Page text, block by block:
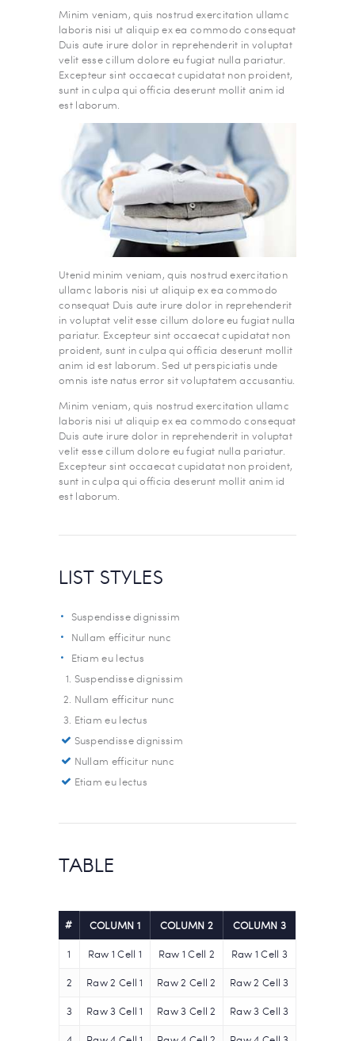
Minim veniam, quis nostrud exercitation ullamc
laboris nisi ut aliquip ex ea commodo consequat
Duis aute irure dolor in reprehenderit in voluptat
velit esse cillum dolore eu fugiat nulla pariatur.
Excepteur sint occaecat cupidatat non proident,
sunt in culpa qui officia deserunt mollit anim id
est laborum.
Utenid minim veniam, quis nostrud exercitation
ullamc laboris nisi ut aliquip ex ea commodo
consequat Duis aute irure dolor in reprehenderit
in voluptat velit esse cillum dolore eu fugiat nulla
pariatur. Excepteur sint occaecat cupidatat non
proident, sunt in culpa qui officia deserunt mollit
anim id est laborum. Sed ut perspiciatis unde
omnis iste natus error sit voluptatem accusantiu.
Minim veniam, quis nostrud exercitation ullamc
laboris nisi ut aliquip ex ea commodo consequat
Duis aute irure dolor in reprehenderit in voluptat
velit esse cillum dolore eu fugiat nulla pariatur.
Excepteur sint occaecat cupidatat non proident,
sunt in culpa qui officia deserunt mollit anim id
est laborum.
LIST STYLES
Suspendisse dignissim
Nullam efficitur nunc
Etiam eu lectus
Suspendisse dignissim
Nullam efficitur nunc
Etiam eu lectus
Suspendisse dignissim
Nullam efficitur nunc
Etiam eu lectus
TABLE
# COLUMN 1 COLUMN 2
COLUMN 3
1
Raw 1 Cell 1 Raw 1 Cell 2
Raw 1 Cell 3
2
Raw 2 Cell 1 Raw 2 Cell 2
Raw 2 Cell 3
3
Raw 3 Cell 1 Raw 3 Cell 2
Raw 3 Cell 3